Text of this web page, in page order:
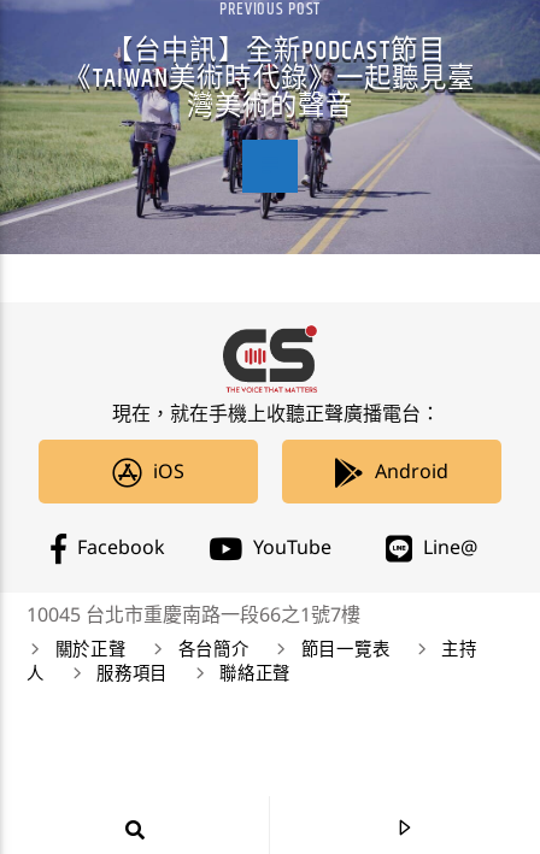
PREVIOUS POST
【台中訊】全新PODCAST節目
《TAIWAN美術時代錄》一起聽見臺
灣美術的聲音
現在，就在手機上收聽正聲廣播電台：
iOS Android
Facebook YouTube Line@
10045 台北市重慶南路一段66之1號7樓
關於正聲
各台簡介 節目一覽表
主持
人
服務項目 聯絡正聲